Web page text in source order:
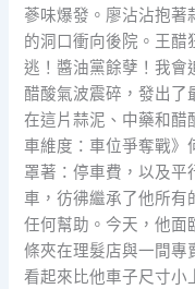
蔘味爆發。廖沾沾抱
的洞口衝向後院。王醋
逃！醬油黨餘孽！我會
醋酸氣波震碎，發出了
在這片蒜泥、中藥和醋
車維度：車位爭奪戰》
罩著：停車費，以及平
車，彷彿繼承了他所有
任何幫助。今天，他面
條夾在理髮店與一間專
看起來比他車子尺寸小